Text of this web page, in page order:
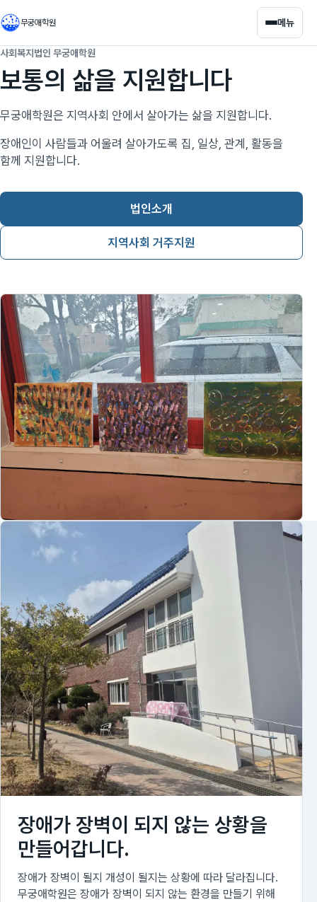
무궁애학원 메뉴
사회복지법인 무궁애학원
보통의 삶을 지원합니다
무궁애학원은 지역사회 안에서 살아가는 삶을 지원합니다.
장애인이 사람들과 어울려 살아가도록 집, 일상, 관계, 활동을
함께 지원합니다.
법인소개
지역사회 거주지원
장애가 장벽이 되지 않는 상황을
만들어갑니다.
장애가 장벽이 될지 개성이 될지는 상황에 따라 달라집니다.
무궁애학원은 장애가 장벽이 되지 않는 환경을 만들기 위해